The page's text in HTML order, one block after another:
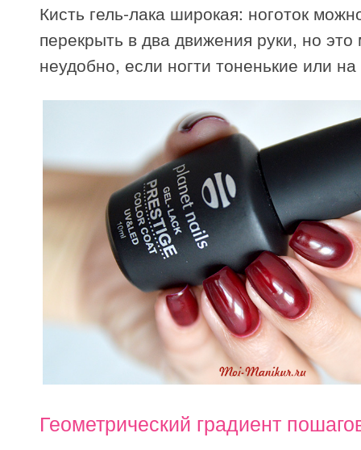
Кисть гель-лака широкая: ноготок
перекрыть в два движения руки, но
неудобно, если ногти тоненькие или
Геометрический градиент